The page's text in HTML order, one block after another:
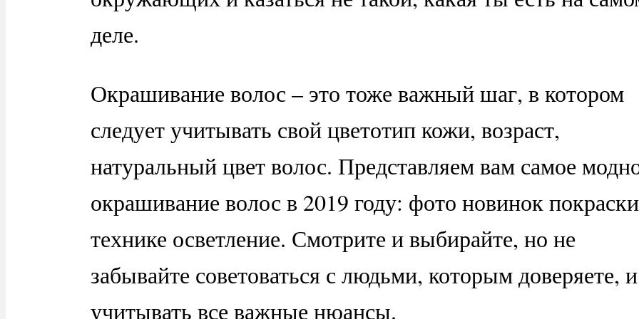
деле.
Окрашивание волос – это тоже важный шаг, в котором
следует учитывать свой цветотип кожи, возраст,
натуральный цвет волос. Представляем вам самое
окрашивание волос в 2019 году: фото новинок
технике осветление. Смотрите и выбирайте, но не
забывайте советоваться с людьми, которым доверяете, и
учитывать все важные нюансы.